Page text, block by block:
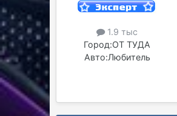
1.9 тыс
Город:ОТ ТУДА
Авто:Любитель